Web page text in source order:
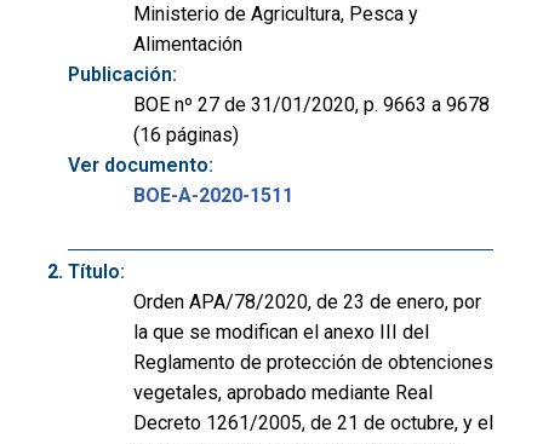
Ministerio de Agricultura, Pesca y
Alimentación
Publicación:
BOE nº 27 de 31/01/2020, p. 9663 a 9678
(16 páginas)
Ver documento:
BOE-A-2020-1511
Título:
Orden APA/78/2020, de 23 de enero, por
la que se modifican el anexo III del
Reglamento de protección de obtenciones
vegetales, aprobado mediante Real
Decreto 1261/2005, de 21 de octubre, y el